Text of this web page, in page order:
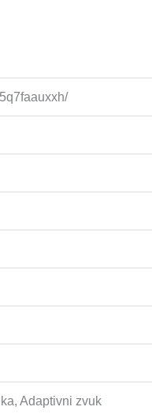
Adaptivni zvuk